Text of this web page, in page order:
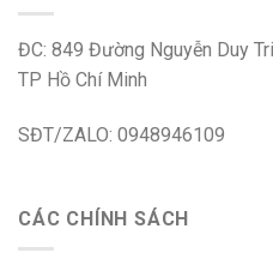
ĐC: 849 Đường Nguyễn Duy
TP Hồ Chí Minh
SĐT/ZALO: 0948946109
CÁC CHÍNH SÁCH